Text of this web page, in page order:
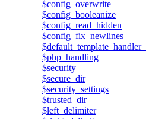
$config_overwrite
$config_booleanize
$config_read_hidden
$config_fix_newlines
$php_handling
$security
$secure_dir
$security_settings
$trusted_dir
$left_delimiter